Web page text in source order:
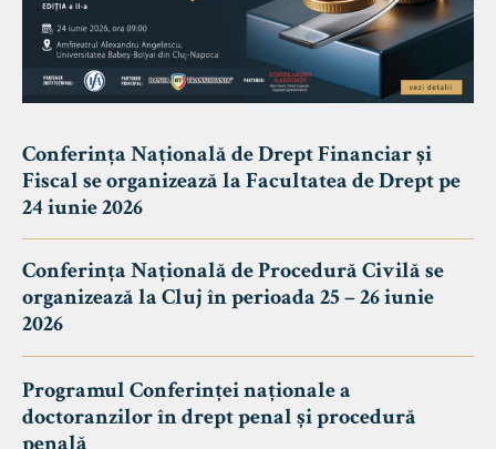
Conferința Națională de Drept Financiar și
Fiscal se organizează la Facultatea de Drept pe
24 iunie 2026
Conferința Națională de Procedură Civilă se
organizează la Cluj în perioada 25 – 26 iunie
2026
Programul Conferinței naționale a
doctoranzilor în drept penal și procedură